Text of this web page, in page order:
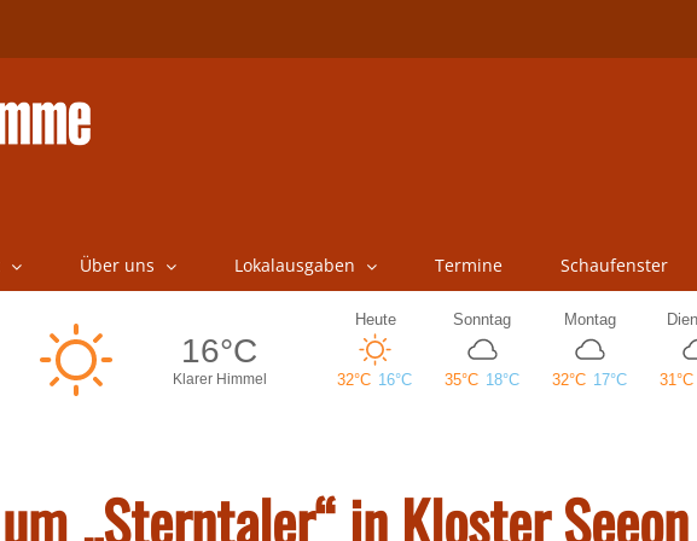
Über uns Lokalausgaben Termine Schaufenster
„Sterntaler“ in Kloster Seeon